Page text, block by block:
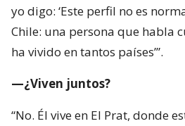
yo digo: ‘Este perfil no es
Chile: una persona que habla
ha vivido en tantos países’”.
—¿Viven juntos?
“No. Él vive en El Prat, donde